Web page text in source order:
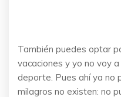
También puedes optar
vacaciones y yo no voy
deporte. Pues ahí ya no
milagros no existen: no